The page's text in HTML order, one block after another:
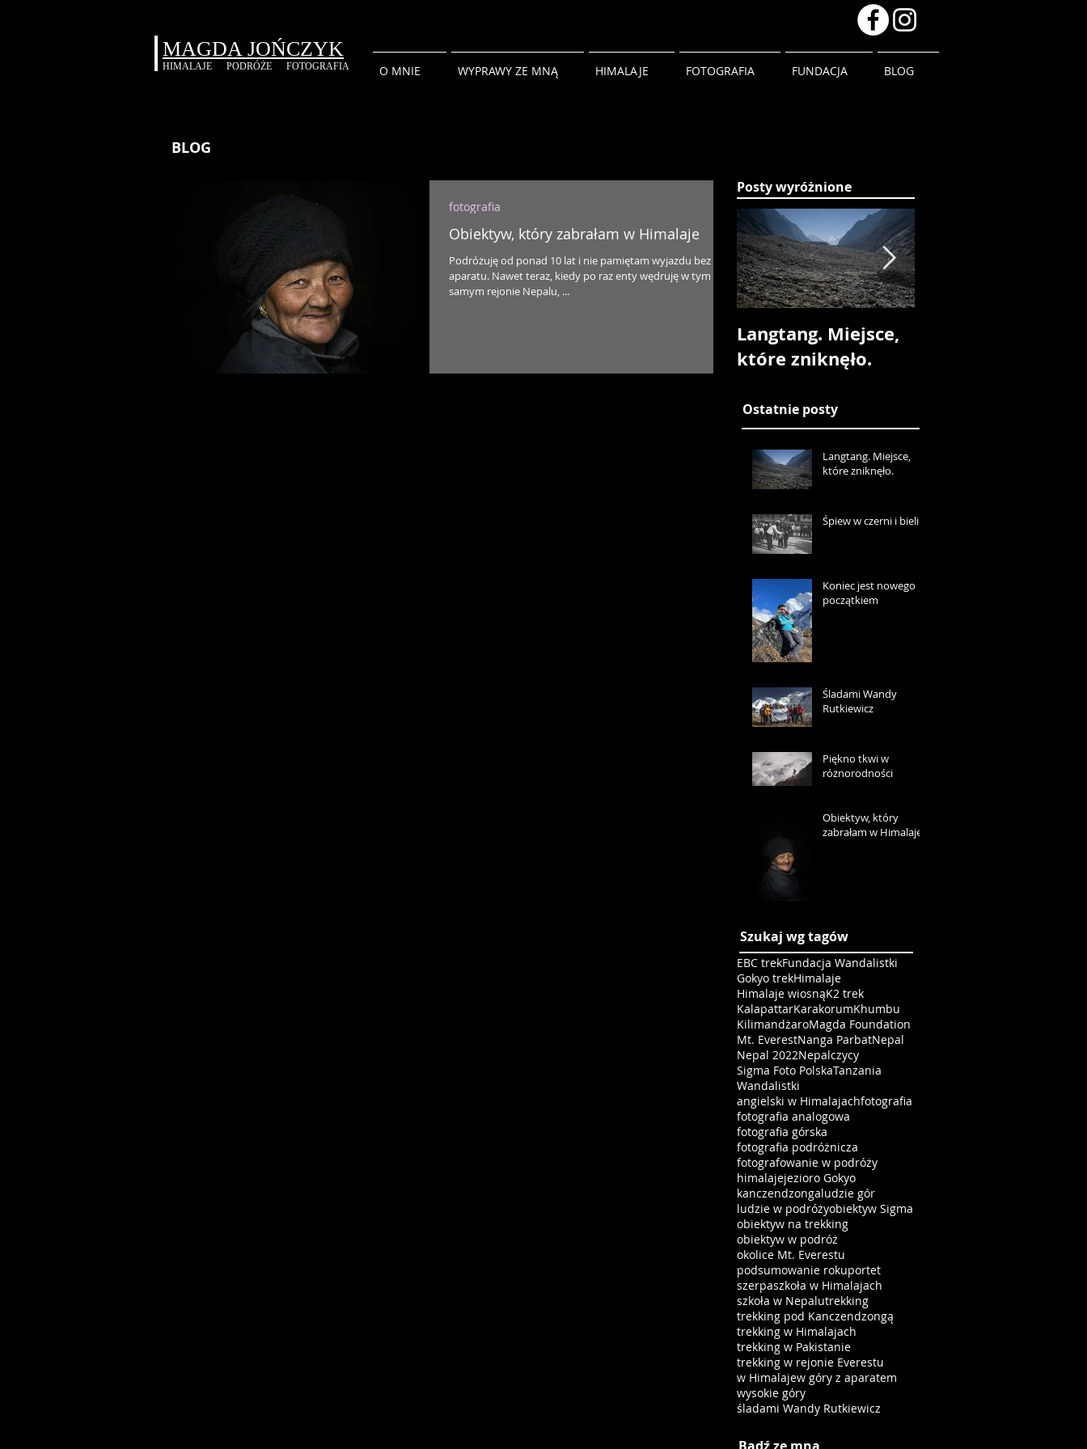
MAGDA JOŃCZYK
HIMALAJE PODRÓŻE FOTOGRAFIA O MNIE WYPRAWY ZE MNĄ HIMALAJE FOTOGRAFIA FUNDACJA BLOG
BLOG
Obiektyw, który zabrałam w Himalaje
Podróżuję od ponad 10 lat i nie pamiętam wyjazdu bez
aparatu. Nawet teraz, kiedy po raz enty wędruję w tym
samym rejonie Nepalu, ...
fotografia
Posty wyróżnione
Langtang. Miejsce,
które zniknęło.
Ostatnie posty
Langtang. Miejsce,
które zniknęło.
Śpiew w czerni i bieli
Koniec jest nowego
początkiem
Śladami Wandy
Rutkiewicz
Piękno tkwi w
różnorodności
Obiektyw, który
zabrałam w Himalaje
Szukaj wg tagów
EBC trekFundacja Wandalistki
Gokyo trekHimalaje
Himalaje wiosnąK2 trek
KalapattarKarakorumKhumbu
KilimandżaroMagda Foundation
Mt. EverestNanga ParbatNepal
Nepal 2022Nepalczycy
Sigma Foto PolskaTanzania
Wandalistki
angielski w Himalajachfotografia
fotografia analogowa
fotografia górska
fotografia podróżnicza
fotografowanie w podróży
himalajejezioro Gokyo
kanczendzongaludzie gór
ludzie w podróżyobiektyw Sigma
obiektyw na trekking
obiektyw w podróż
okolice Mt. Everestu
podsumowanie rokuportet
szerpaszkoła w Himalajach
szkoła w Nepalutrekking
trekking pod Kanczendzongą
trekking w Himalajach
trekking w Pakistanie
trekking w rejonie Everestu
w Himalajew góry z aparatem
wysokie góry
śladami Wandy Rutkiewicz